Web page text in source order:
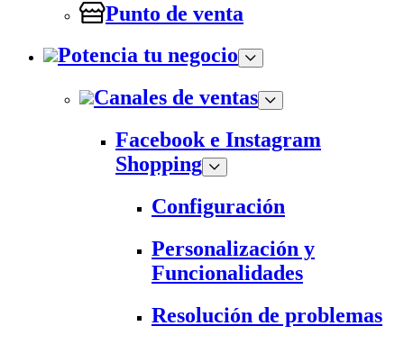
Punto de venta
Potencia tu negocio
Canales de ventas
Facebook e Instagram
Shopping
Configuración
Personalización y
Funcionalidades
Resolución de problemas